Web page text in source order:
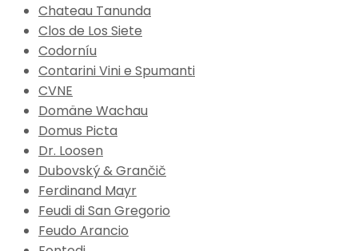
Chateau Tanunda
Clos de Los Siete
Codorníu
Contarini Vini e Spumanti
CVNE
Domäne Wachau
Domus Picta
Dr. Loosen
Dubovský & Grančič
Ferdinand Mayr
Feudi di San Gregorio
Feudo Arancio